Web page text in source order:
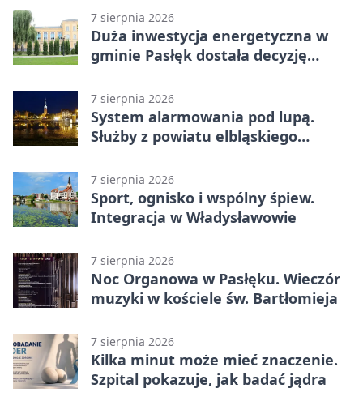
7 sierpnia 2026
Duża inwestycja energetyczna w
gminie Pasłęk dostała decyzję
7 sierpnia 2026
System alarmowania pod lupą.
Służby z powiatu elbląskiego
7 sierpnia 2026
Sport, ognisko i wspólny śpiew.
Integracja w Władysławowie
7 sierpnia 2026
Noc Organowa w Pasłęku. Wieczór
muzyki w kościele św. Bartłomieja
7 sierpnia 2026
Kilka minut może mieć znaczenie.
Szpital pokazuje, jak badać jądra